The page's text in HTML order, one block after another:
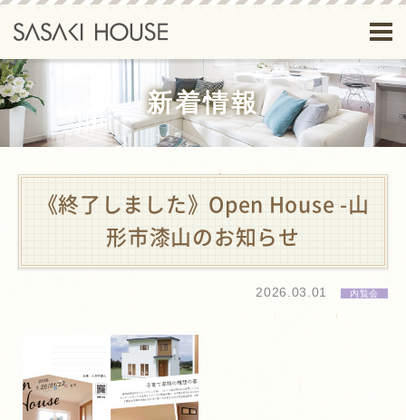
新着情報
《終了しました》Open House -山
形市漆山のお知らせ
2026.03.01 内覧会